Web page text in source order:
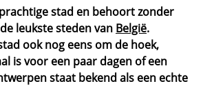
stad en behoort zonder
leukste steden van België.
ook nog eens om de hoek,
is voor een paar dagen of een
staat bekend als een echte